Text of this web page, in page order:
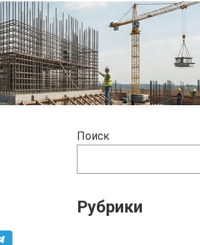
Поиск
Рубрики